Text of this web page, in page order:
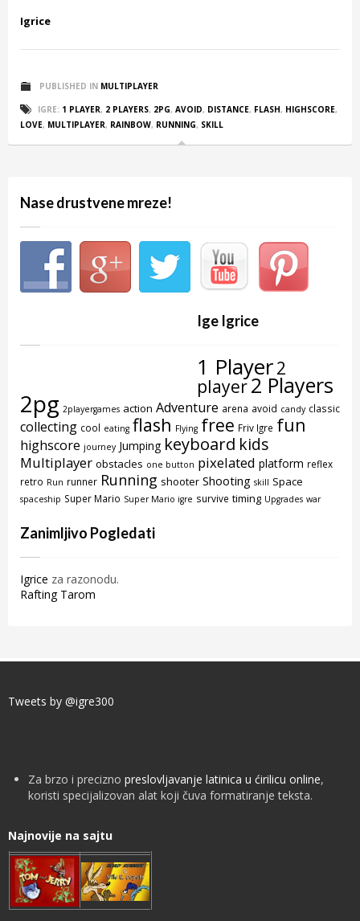
Igrice
PUBLISHED IN MULTIPLAYER
IGRE: 1 PLAYER, 2 PLAYERS, 2PG, AVOID, DISTANCE, FLASH, HIGHSCORE,
LOVE, MULTIPLAYER, RAINBOW, RUNNING, SKILL
Nase drustvene mreze!
Ige Igrice
1 Player2
player2 Players
2pg 2playergames action Adventure arena avoid candy classic
collecting cool eating flash Flying free Friv Igre fun
highscore journey Jumping keyboard kids
Multiplayer obstacles one button pixelated platform reflex
retro Run runner Running shooter Shooting skill Space
spaceship Super Mario Super Mario igre survive timing Upgrades war
Zanimljivo Pogledati
Igrice za razonodu.
Rafting Tarom
Tweets by @igre300
Za brzo i precizno preslovljavanje latinica u ćirilicu online,
koristi specijalizovan alat koji čuva formatiranje teksta.
Najnovije na sajtu